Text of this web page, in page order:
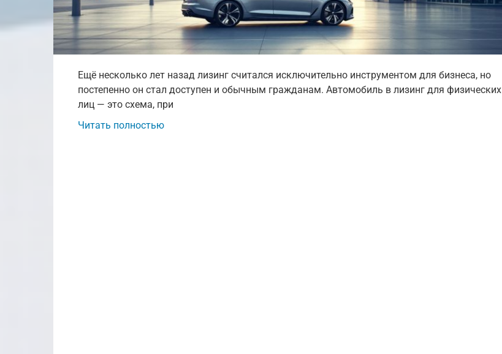
Ещё несколько лет назад лизинг считался исключительно инструментом для бизнеса, но
постепенно он стал доступен и обычным гражданам. Автомобиль в лизинг для физических
лиц — это схема, при
Читать полностью